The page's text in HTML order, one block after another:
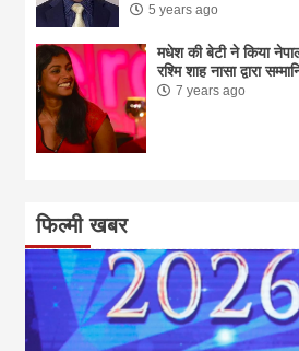
5 years ago
मधेश की बेटी ने किया
रश्मि शाह नासा द्वारा
7 years ago
फिल्मी खबर